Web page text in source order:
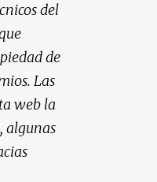
del
de
Las
web la
algunas